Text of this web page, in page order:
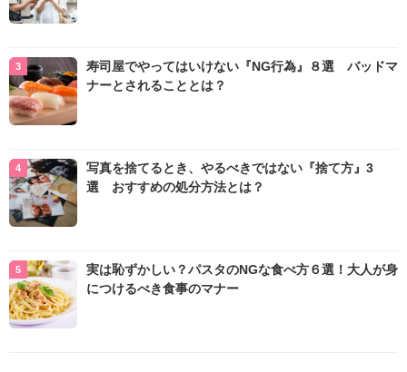
寿司屋でやってはいけない『NG行為』８選 バッドマ
ナーとされることとは？
写真を捨てるとき、やるべきではない『捨て方』3
選 おすすめの処分方法とは？
実は恥ずかしい？パスタのNGな食べ方６選！大人が身
につけるべき食事のマナー